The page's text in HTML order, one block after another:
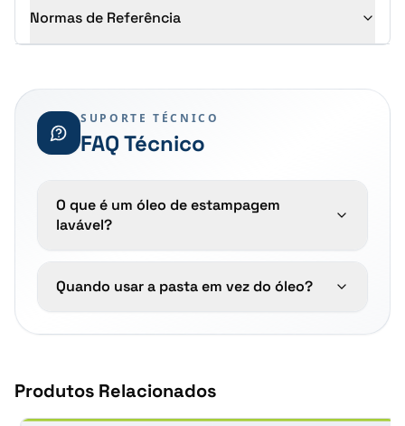
Normas de Referência
SUPORTE TÉCNICO
FAQ Técnico
O que é um óleo de estampagem
lavável?
Quando usar a pasta em vez do óleo?
Produtos Relacionados